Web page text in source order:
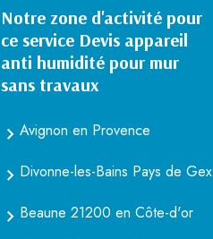
Notre zone d'activité pour
ce service Devis appareil
anti humidité pour mur
sans travaux
Avignon en Provence
Divonne-les-Bains Pays de Gex
Beaune 21200 en Côte-d'or